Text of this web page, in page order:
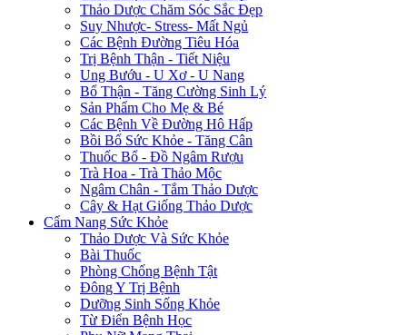
Thảo Dược Chăm Sóc Sắc Đẹp
Suy Nhược- Stress- Mất Ngủ
Các Bệnh Đường Tiêu Hóa
Trị Bệnh Thận - Tiết Niệu
Ung Bướu - U Xơ - U Nang
Bổ Thận - Tăng Cường Sinh Lý
Sản Phẩm Cho Mẹ & Bé
Các Bệnh Về Đường Hô Hấp
Bồi Bổ Sức Khỏe - Tăng Cân
Thuốc Bổ - Đồ Ngâm Rượu
Trà Hoa - Trà Thảo Mộc
Ngâm Chân - Tắm Thảo Dược
Cây & Hạt Giống Thảo Dược
Cẩm Nang Sức Khỏe
Thảo Dược Và Sức Khỏe
Bài Thuốc
Phòng Chống Bệnh Tật
Đông Y Trị Bệnh
Dưỡng Sinh Sống Khỏe
Từ Điển Bệnh Học